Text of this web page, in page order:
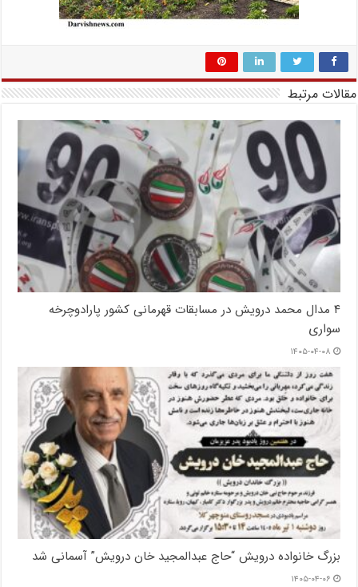
مقالات مرتبط
۴ مدال محمد درویش در مسابقات قهرمانی کشور پارادوچرخه
سواری
۱۴۰۵-۰۴-۰۸
بزرگ خانواده درویش “حاج عبدالمجید خان درویش” آسمانی شد
۱۴۰۵-۰۴-۰۶